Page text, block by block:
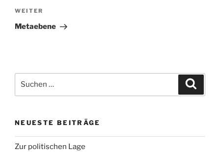
Nächster
Beitrag
WEITER
Metaebene
nach:
NEUESTE BEITRÄGE
Zur politischen Lage